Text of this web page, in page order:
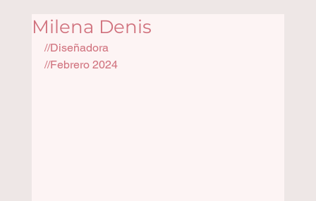
Milena Denis
//Diseñadora
//Febrero 2024